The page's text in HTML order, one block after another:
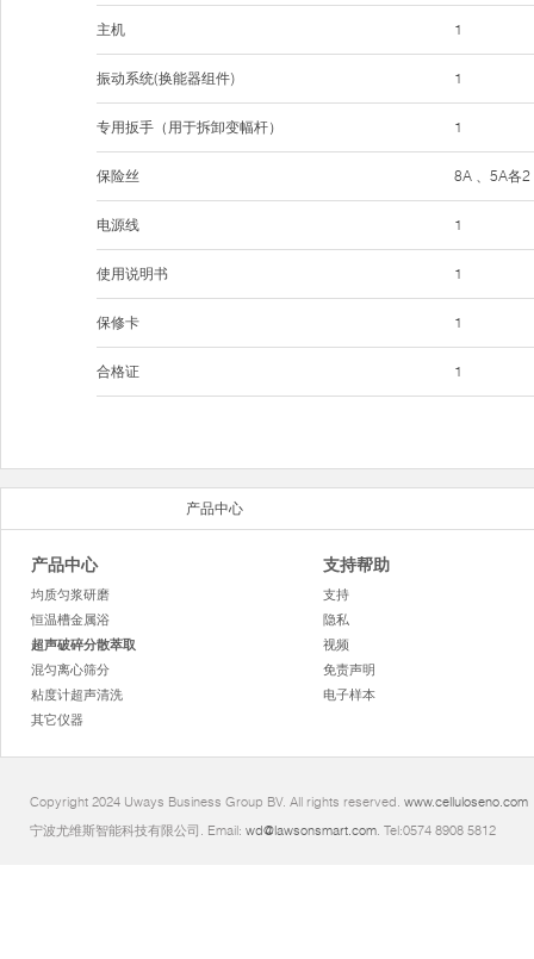
主机
振动系统(换能器组件)
专用扳手（用于拆卸变幅杆）
保险丝
电源线
使用说明书
保修卡
合格证
1
1
1
8A 、5A各2
1
1
1
1
产品中心
产品中心
均质匀浆研磨
恒温槽金属浴
超声破碎分散萃取
混匀离心筛分
粘度计超声清洗
其它仪器
支持帮助
支持
隐私
视频
免责声明
电子样本
Copyright 2024 Uways Business Group BV. All rights reserved. www.celluloseno.com
宁波尤维斯智能科技有限公司. Email: wd@lawsonsmart.com. Tel:0574 8908 5812